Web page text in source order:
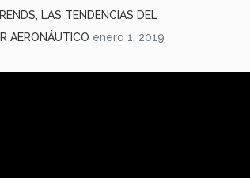
LAS TENDENCIAS DEL
AERONÁUTICO enero 1, 2019